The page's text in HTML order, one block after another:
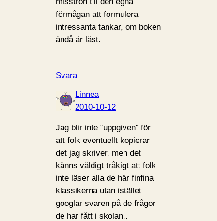
förmågan att formulera
intressanta tankar, om boken
ändå är läst.
Svara
Linnea
2010-10-12
Jag blir inte “uppgiven” för
att folk eventuellt kopierar
det jag skriver, men det
känns väldigt tråkigt att folk
inte läser alla de här finfina
klassikerna utan istället
googlar svaren på de frågor
de har fått i skolan..